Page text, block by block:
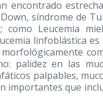
encontrado
síndrome de
Leucemia
linfoblástica
palidez en las
palpables,
importantes que